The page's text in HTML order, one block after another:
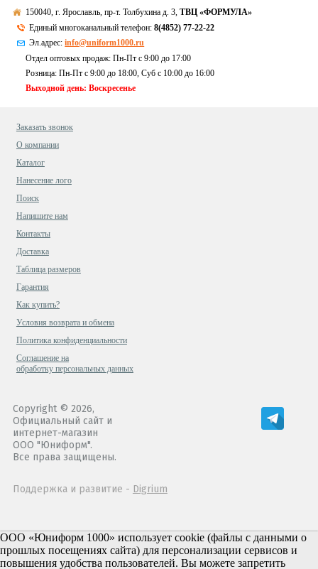
150040, г. Ярославль, пр-т. Толбухина д. 3,ТВЦ «ФОРМУЛА»
Единый многоканальный телефон:8(4852) 77-22-22
Эл.адрес:info@uniform1000.ru
Отдел оптовых продаж: Пн-Пт с 9:00 до 17:00
Розница: Пн-Пт с 9:00 до 18:00, Суб c 10:00 до 16:00
Выходной день: Воскресенье
Заказать звонок
О компании
Каталог
Нанесение лого
Поиск
Напишите нам
Контакты
Доставка
Таблица размеров
Гарантия
Как купить?
Условия возврата и обмена
Политика конфиденциальности
Cоглашение на
обработку персональных данных
Copyright © 2026,
Официальный сайт и
интернет-магазин
ООО "Юниформ".
Все права защищены.
Поддержка и развитие - Digrium
ООО «Юниформ 1000» использует cookie (файлы с данными о
прошлых посещениях сайта) для персонализации сервисов и
повышения удобства пользователей. Вы можете запретить